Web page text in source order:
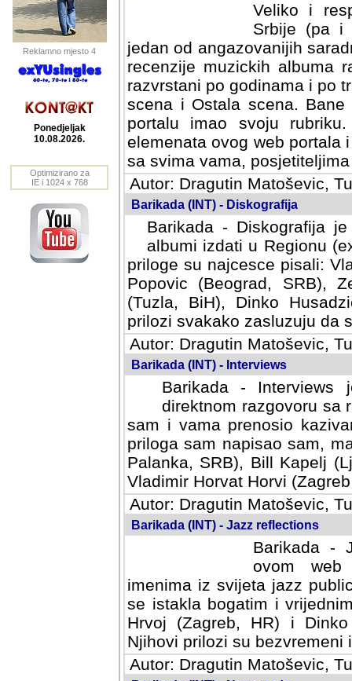
Reklamno mjesto 4
Ponedjeljak
10.08.2026.
Optimizirano za
IE i 1024 x 768
Veliko i
Srbije (pa i
jedan od angazovanijih
recenzije muzickih albuma
razvrstani po godinama i po
scena i Ostala scena.
portalu imao svoju
elemenata ovog web portala
sa svima vama,
Autor: Dragutin Matoševic,
Barikada (INT) - Diskografija
Barikada - Diskografija
albumi izdati u Regionu
priloge su najcesce pisali:
Popovic (Beograd, SRB),
(Tuzla, BiH), Dinko
prilozi svakako zasluzuju da
Autor: Dragutin Matoševic,
Barikada (INT) - Interviews
Barikada -
direktnom razgovoru sa
sam i vama prenosio
priloga sam napisao sam,
Palanka, SRB), Bill Kapelj
Vladimir Horvat Horvi
Autor: Dragutin Matoševic,
Barikada (INT) - Jazz reflections
Barikada -
ovom web
imenima iz svijeta jazz
se istakla bogatim i
Hrvoj (Zagreb, HR) i
Njihovi prilozi su bezvremeni
Autor: Dragutin Matoševic,